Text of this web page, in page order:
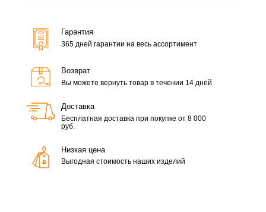
Гарантия
365 дней гарантии на весь ассортимент
Возврат
Вы можете вернуть товар в течении 14 дней
Доставка
Бесплатная доставка при покупке от 8 000
руб.
Низкая цена
Выгодная стоимость наших изделий